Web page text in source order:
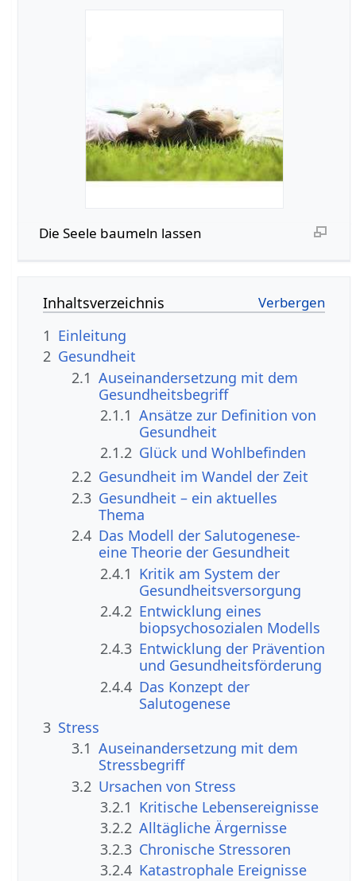
Die Seele baumeln lassen
Inhaltsverzeichnis
1 Einleitung
2 Gesundheit
2.1 Auseinandersetzung mit dem
Gesundheitsbegriff
2.1.1 Ansätze zur Definition von
Gesundheit
2.1.2 Glück und Wohlbefinden
2.2 Gesundheit im Wandel der Zeit
2.3 Gesundheit – ein aktuelles
Thema
2.4 Das Modell der Salutogenese-
eine Theorie der Gesundheit
2.4.1 Kritik am System der
Gesundheitsversorgung
2.4.2 Entwicklung eines
biopsychosozialen Modells
2.4.3 Entwicklung der Prävention
und Gesundheitsförderung
2.4.4 Das Konzept der
Salutogenese
3 Stress
3.1 Auseinandersetzung mit dem
Stressbegriff
3.2 Ursachen von Stress
3.2.1 Kritische Lebensereignisse
3.2.2 Alltägliche Ärgernisse
3.2.3 Chronische Stressoren
3.2.4 Katastrophale Ereignisse